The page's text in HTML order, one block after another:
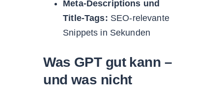
Meta-Descriptions und
Title-Tags: SEO-relevante
Snippets in Sekunden
Was GPT gut kann –
und was nicht